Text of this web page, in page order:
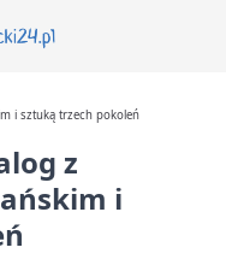
i sztuką trzech pokoleń
z
i